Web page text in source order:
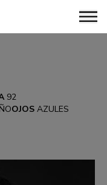
92
OJOSAZULES